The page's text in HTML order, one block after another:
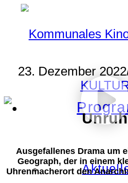
23. Dezember 2022
Unruh
Ausgefallenes Drama um
Geograph, der in einem
Uhrenmacherort den